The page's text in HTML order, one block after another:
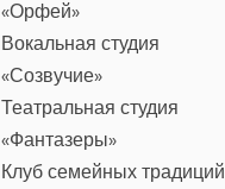
«Орфей»
Вокальная студия
«Созвучие»
Театральная студия
«Фантазеры»
Клуб семейных традиций